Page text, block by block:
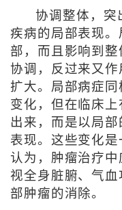
协调整体，突
疾病的局部表现
部，而且影响到
协调，反过来又
扩大。局部病症
变化，但在临床
出来，而是以局
表现。这些变化
认为，肿瘤治疗
视全身脏腑、气
部肿瘤的消除。